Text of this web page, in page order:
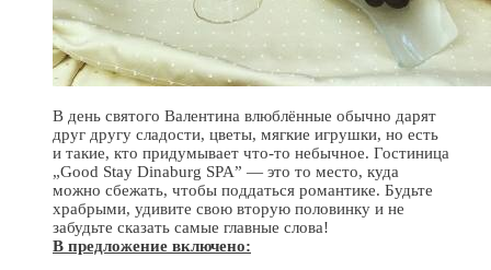
В день святого Валентина влюблённые обычно дарят
друг другу сладости, цветы, мягкие игрушки, но есть
и такие, кто придумывает что-то небычное. Гостиница
„Good Stay Dinaburg SPA” — это то место, куда
можно сбежать, чтобы поддаться романтике. Будьте
храбрыми, удивите свою вторую половинку и не
забудьте сказать самые главные слова!
В предложение включено: